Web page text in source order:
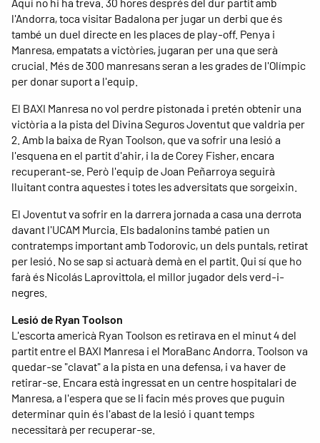
l'Andorra, toca visitar Badalona per jugar un derbi que és
també un duel directe en les places de play-off. Penya i
Manresa, empatats a victòries, jugaran per una que serà
crucial. Més de 300 manresans seran a les grades de l'Olímpic
per donar suport a l'equip.
El BAXI Manresa no vol perdre pistonada i pretén obtenir una
victòria a la pista del Divina Seguros Joventut que valdria per
2. Amb la baixa de Ryan Toolson, que va sofrir una lesió a
l'esquena en el partit d'ahir, i la de Corey Fisher, encara
recuperant-se. Però l'equip de Joan Peñarroya seguirà
lluitant contra aquestes i totes les adversitats que sorgeixin.
El Joventut va sofrir en la darrera jornada a casa una derrota
davant l'UCAM Murcia. Els badalonins també patien un
contratemps important amb Todorovic, un dels puntals, retirat
per lesió. No se sap si actuarà demà en el partit. Qui sí que ho
farà és Nicolás Laprovittola, el millor jugador dels verd-i-
negres.
Lesió de Ryan Toolson
L'escorta americà Ryan Toolson es retirava en el minut 4 del
partit entre el BAXI Manresa i el MoraBanc Andorra. Toolson va
quedar-se "clavat" a la pista en una defensa, i va haver de
retirar-se. Encara està ingressat en un centre hospitalari de
Manresa, a l'espera que se li facin més proves que puguin
determinar quin és l'abast de la lesió i quant temps
necessitarà per recuperar-se.